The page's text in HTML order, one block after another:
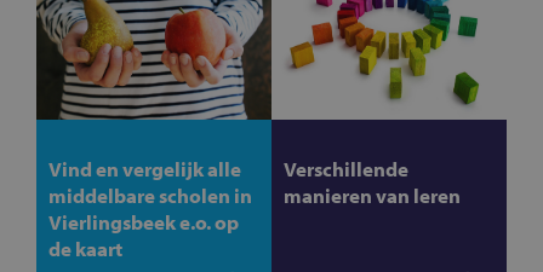
Vind en vergelijk alle
middelbare scholen in
Vierlingsbeek e.o. op
de kaart
Verschillende
manieren van leren